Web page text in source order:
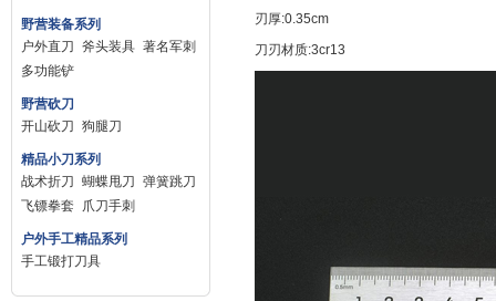
野营装备系列
户外直刀 斧头装具 著名军刺
多功能铲
野营砍刀
开山砍刀 狗腿刀
精品小刀系列
战术折刀 蝴蝶甩刀 弹簧跳刀
飞镖拳套
爪刀手刺
户外手工精品系列
手工锻打刀具
刃厚:0.35cm
刀刃材质:3cr13